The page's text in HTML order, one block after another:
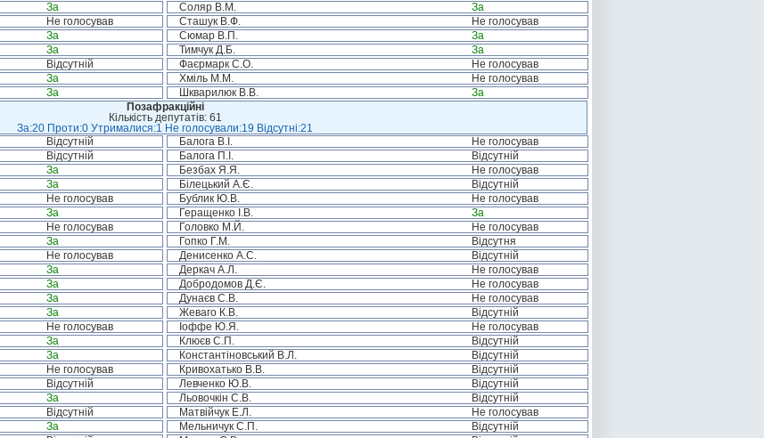
За Соляр В.М.
За
Не голосував Сташук В.Ф.
Не голосував
За Сюмар В.П.
За
За Тимчук Д.Б.
За
Відсутній Фаєрмарк С.О.
Не голосував
За Хміль М.М.
Не голосував
За Шкварилюк В.В.
За
Позафракційні
Кількість депутатів: 61
За:20 Проти:0 Утрималися:1 Не голосували:19 Відсутні:21
Відсутній Балога В.І.
Не голосував
Відсутній Балога П.І.
Відсутній
За Безбах Я.Я.
Не голосував
За Білецький А.Є.
Відсутній
Не голосував Бублик Ю.В.
Не голосував
За Геращенко І.В.
За
Не голосував Головко М.Й.
Не голосував
За Гопко Г.М.
Відсутня
Не голосував Денисенко А.С.
Відсутній
За Деркач А.Л.
Не голосував
За Добродомов Д.Є.
Не голосував
За Дунаєв С.В.
Не голосував
За Жеваго К.В.
Відсутній
Не голосував Іоффе Ю.Я.
Не голосував
За Клюєв С.П.
Відсутній
За Константіновський В.Л.
Відсутній
Не голосував Кривохатько В.В.
Відсутній
Відсутній Левченко Ю.В.
Відсутній
За Льовочкін С.В.
Відсутній
Відсутній Матвійчук Е.Л.
Не голосував
За Мельничук С.П.
Відсутній